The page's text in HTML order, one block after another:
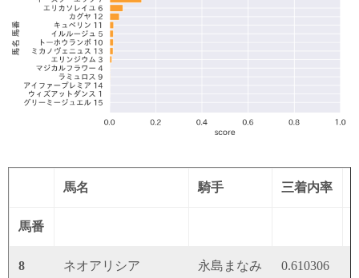
馬名 騎手 三着内率
馬番
8 ネオアリシア 永島まなみ 0.610306